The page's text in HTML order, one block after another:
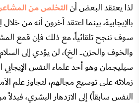
لذا يعتقد البعض أنالتخلص من
بالإيجابية، بينما اعتقد آخرون أنه من
سوف ننجح تلقائياً، مع ذلك فإن قمع
والخوف والحزن.. الخ)، لن يؤدي إلى السلام
سيليجمان وهو أحد علماء النفس الإيجابي
زملائه على توسيع مجالهم، لتجاوز علم
النفس سابقاً) إلى الازدهار البشري،